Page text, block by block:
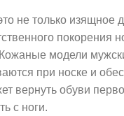
не только
покорения
модели
при носке и
вернуть обуви
с ноги.